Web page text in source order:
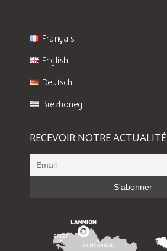
Français
English
Deutsch
Brezhoneg
RECEVOIR NOTRE ACTUALITÉ